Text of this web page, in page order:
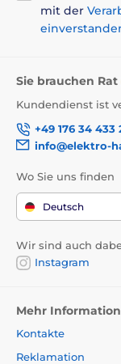
mit der
Sie brauchen Rat
Kundendienst ist
+49 176 34 433
info@elektro-
Wo Sie uns finden
Deutsch
Wir sind auch
Instagram
Mehr
Kontakte
Reklamation